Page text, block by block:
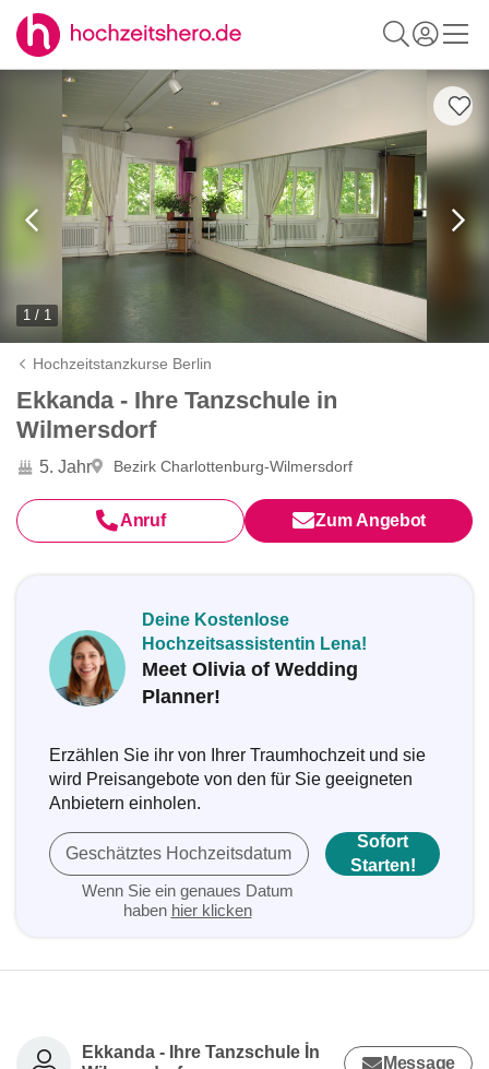
1 / 1
Hochzeitstanzkurse Berlin
Ekkanda - Ihre Tanzschule in
Wilmersdorf
5. Jahr Bezirk Charlottenburg-Wilmersdorf
Anruf Zum Angebot
Deine Kostenlose
Hochzeitsassistentin Lena!
Meet Olivia of Wedding
Planner!
Erzählen Sie ihr von Ihrer Traumhochzeit und sie
wird Preisangebote von den für Sie geeigneten
Anbietern einholen.
Geschätztes Hochzeitsdatum
Wenn Sie ein genaues Datum
haben hier klicken
Sofort
Starten!
Ekkanda - Ihre Tanzschule İn
Message